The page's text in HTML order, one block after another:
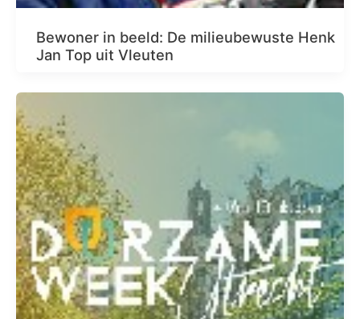
Bewoner in beeld: De milieubewuste Henk
Jan Top uit Vleuten